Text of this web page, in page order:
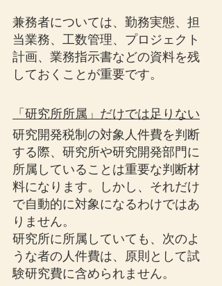
兼務者については、勤務実態、担
当業務、工数管理、プロジェクト
計画、業務指示書などの資料を残
しておくことが重要です。
「研究所所属」だけでは足りない
研究開発税制の対象人件費を判断
する際、研究所や研究開発部門に
所属していることは重要な判断材
料になります。しかし、それだけ
で自動的に対象になるわけではあ
りません。
研究所に所属していても、次のよ
うな者の人件費は、原則として試
験研究費に含められません。